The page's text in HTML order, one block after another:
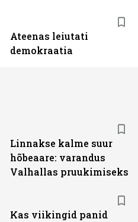
Ateenas leiutati
demokraatia
Linnakse kalme suur
hõbeaare: varandus
Valhallas pruukimiseks
Kas viikingid panid